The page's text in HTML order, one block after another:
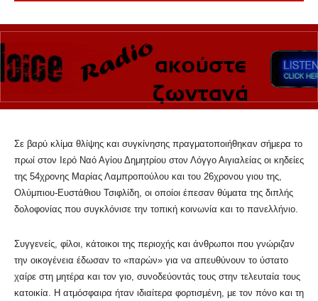
Σε βαρύ κλίμα θλίψης και συγκίνησης πραγματοποιήθηκαν σήμερα το
πρωί στον Ιερό Ναό Αγίου Δημητρίου στον Λόγγο Αιγιαλείας οι κηδείες
της 54χρονης Μαρίας Λαμπροπούλου και του 26χρονου γιου της,
Ολύμπιου-Ευστάθιου Τσιφλίδη, οι οποίοι έπεσαν θύματα της διπλής
δολοφονίας που συγκλόνισε την τοπική κοινωνία και το πανελλήνιο.
Συγγενείς, φίλοι, κάτοικοι της περιοχής και άνθρωποι που γνώριζαν
την οικογένεια έδωσαν το «παρών» για να απευθύνουν το ύστατο
χαίρε στη μητέρα και τον γιο, συνοδεύοντάς τους στην τελευταία τους
κατοικία. Η ατμόσφαιρα ήταν ιδιαίτερα φορτισμένη, με τον πόνο και τη